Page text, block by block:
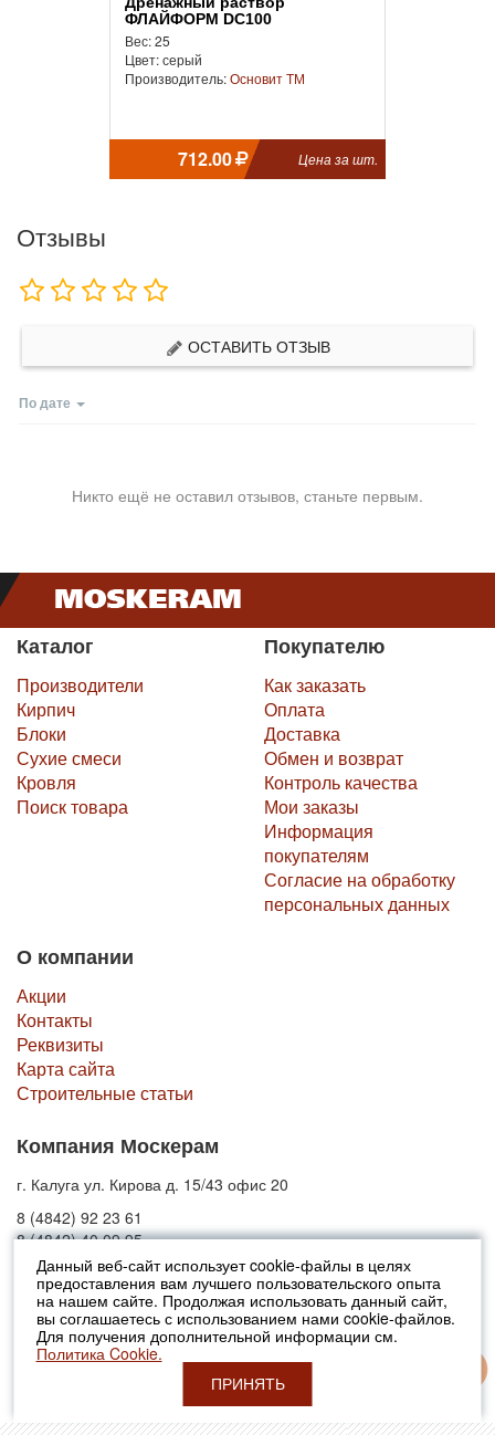
Данный веб-сайт использует cookie-файлы в целях
предоставления вам лучшего пользовательского опыта
на нашем сайте. Продолжая использовать данный сайт,
вы соглашаетесь с использованием нами cookie-файлов.
Для получения дополнительной информации см.
Политика Cookie.
ПРИНЯТЬ
ФЛАЙФОРМ DC100
Вес: 25
Цвет: серый
Производитель:Основит ТМ
712.00 Цена за шт.
Отзывы
ОСТАВИТЬ ОТЗЫВ
По дате
Никто ещё не оставил отзывов, станьте первым.
Каталог
Производители
Кирпич
Блоки
Сухие смеси
Кровля
Поиск товара
Покупателю
Как заказать
Оплата
Доставка
Обмен и возврат
Контроль качества
Мои заказы
Информация
покупателям
Согласие на обработку
персональных данных
О компании
Акции
Контакты
Реквизиты
Карта сайта
Строительные статьи
Компания Москерам
г. Калуга ул. Кирова д. 15/43 офис 20
8 (4842) 92 23 61
8 (4842) 40 09 95
© 2010-2026 Москерам
Указанные на сайте цены не являются публичной офертой (ст.435 ГК
РФ).
Стоимость и наличие товара просьба уточнять в офисах продаж....